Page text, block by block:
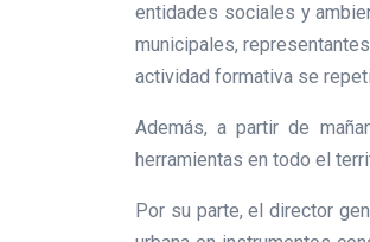
entidades sociales y
municipales,
actividad formativa se
Además, a partir de
herramientas en todo el
Por su parte, el director